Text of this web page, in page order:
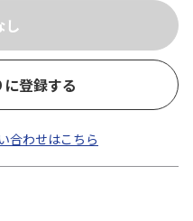
登録する
合わせはこちら